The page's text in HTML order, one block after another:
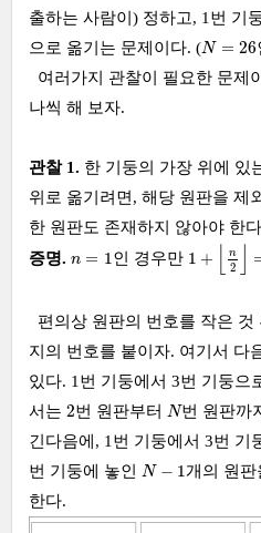
출하는 사람이) 정하고, 1번 기
으로 옮기는 문제이다. (N = 26
N= 26
여러가지 관찰이 필요한 문제
나씩 해 보자.
관찰 1. 한 기둥의 가장 위에 있
위로 옮기려면, 해당 원판을 제
한 원판도 존재하지 않아야 한
증명. n = 1
n 인 경우만 1 + n
2
n2 =1
편의상 원판의 번호를 작은 것
지의 번호를 붙이자. 여기서 다
있다. 1번 기둥에서 3번 기둥으
서는 2
2번 원판부터 N
N번 원판까
긴다음에, 1번 기둥에서 3번 기
번 기둥에 놓인 N − 1
N−
개의 원
한다.